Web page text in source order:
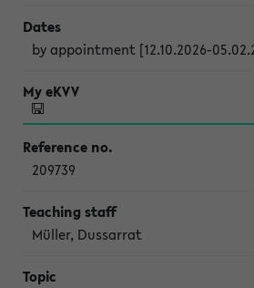
by appointment [12.10.2026-
209739
Müller, Dussarrat